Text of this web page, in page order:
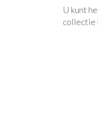
U kunt
collectie